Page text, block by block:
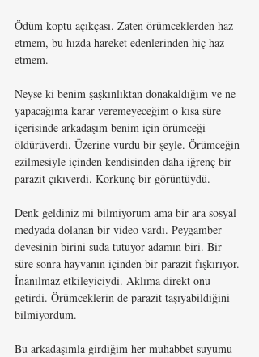
Ödüm koptu açıkçası. Zaten örümceklerden haz
etmem, bu hızda hareket edenlerinden hiç haz
etmem.
Neyse ki benim şaşkınlıktan donakaldığım ve ne
yapacağıma karar veremeyeceğim o kısa süre
içerisinde arkadaşım benim için örümceği
öldürüverdi. Üzerine vurdu bir şeyle. Örümceğin
ezilmesiyle içinden kendisinden daha iğrenç bir
parazit çıkıverdi. Korkunç bir görüntüydü.
Denk geldiniz mi bilmiyorum ama bir ara sosyal
medyada dolanan bir video vardı. Peygamber
devesinin birini suda tutuyor adamın biri. Bir
süre sonra hayvanın içinden bir parazit fışkırıyor.
İnanılmaz etkileyiciydi. Aklıma direkt onu
getirdi. Örümceklerin de parazit taşıyabildiğini
bilmiyordum.
Bu arkadaşımla girdiğim her muhabbet suyumu